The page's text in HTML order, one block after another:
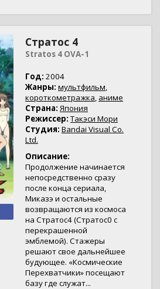
Стратос 4
Stratos 4 OVA-1
Год: 2004
Жанры: мультфильм,
короткометражка, аниме
Страна: Япония
Режиссер: Такэси Мори
Студия: Bandai Visual Co.
Ltd.
Описание:
Продолжение начинается
непосредственно сразу
после конца сериала,
Миказэ и остальные
возвращаются из космоса
на Стратос4 (Стратос0 с
перекрашенной
эмблемой). Стажеры
решают свое дальнейшее
будующее. «Космические
Перехватчики» посещают
базу где служат...